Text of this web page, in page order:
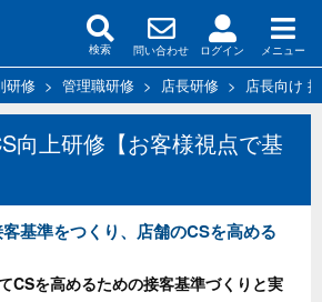
検索 問い合わせ ログイン メニュー
研修 > 管理職研修 > 店長研修 > 店長向け
向上研修【お客様視点で基
基準をつくり、店舗のCSを高める
CSを高めるための接客基準づくりと実